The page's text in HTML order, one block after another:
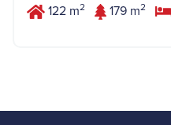
122 m2 179 m2